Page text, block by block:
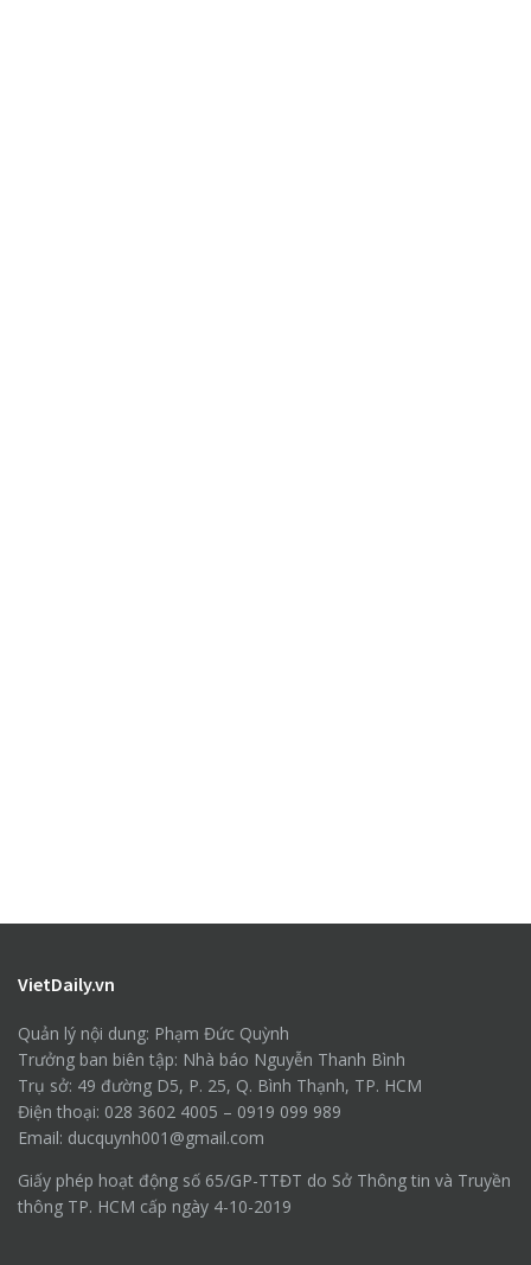
VietDaily.vn
Quản lý nội dung: Phạm Đức Quỳnh
Trưởng ban biên tập: Nhà báo Nguyễn Thanh Bình
Trụ sở: 49 đường D5, P. 25, Q. Bình Thạnh, TP. HCM
Điện thoại: 028 3602 4005 – 0919 099 989
Email: ducquynh001@gmail.com
Giấy phép hoạt động số 65/GP-TTĐT do Sở Thông tin và Truyền
thông TP. HCM cấp ngày 4-10-2019